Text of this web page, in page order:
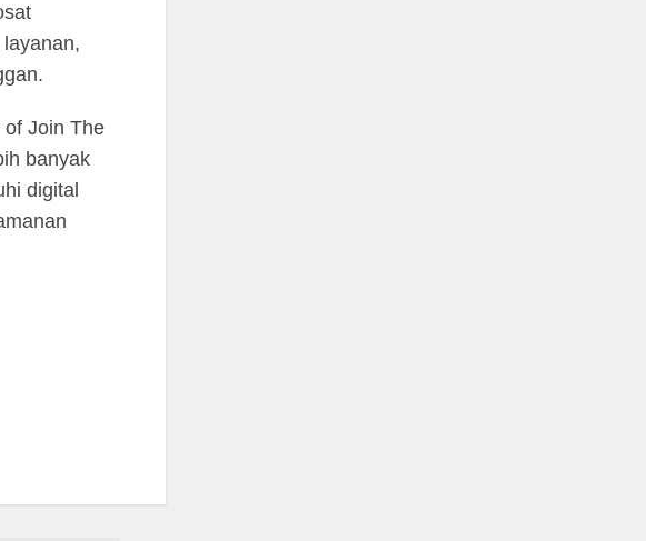
Join The
banyak
digital